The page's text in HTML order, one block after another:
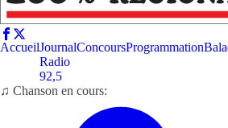
AccueilJournal
Radio
92,5
ConcoursProgrammation
♫ Chanson en cours: